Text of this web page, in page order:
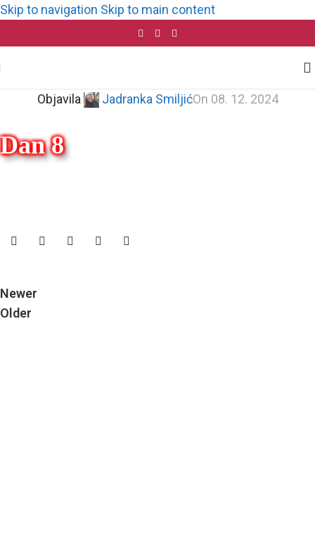
Skip to navigation Skip to main content
Objavila Jadranka SmiljićOn 08. 12. 2024
Dan 8
Newer
Older